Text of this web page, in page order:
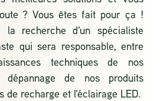
? Vous êtes fait pour ça !
recherche d'un spécialiste
qui sera responsable, entre
techniques de nos
de nos produits
de recharge et l'éclairage LED.